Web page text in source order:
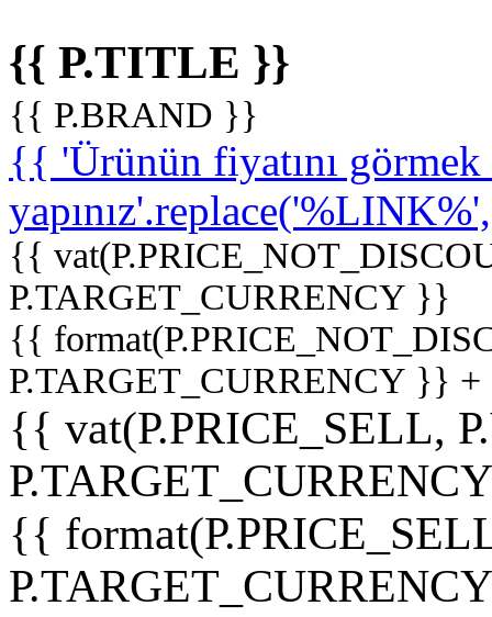
{{ P.TITLE }}
{{ P.BRAND }}
{{ 'Ürünün fiyatını
{{
P.TARGET_CURRENCY }}
{{
P.TARGET_CURRENCY }}
{{ vat(P.PRICE_SELL,
{{